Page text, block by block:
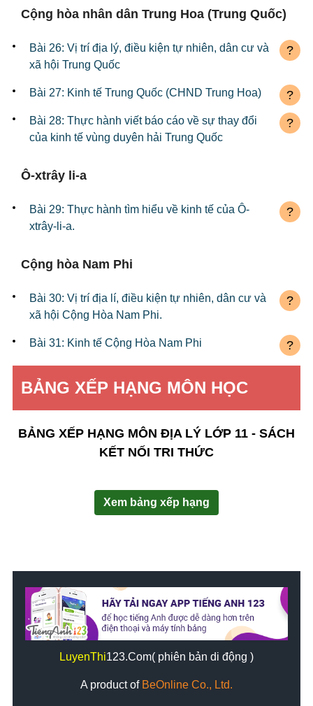
Cộng hòa nhân dân Trung Hoa (Trung Quốc)
Bài 26: Vị trí địa lý, điều kiện tự nhiên, dân cư và
xã hội Trung Quốc
?
Bài 27: Kinh tế Trung Quốc (CHND Trung Hoa) ?
Bài 28: Thực hành viết báo cáo về sự thay đổi
của kinh tế vùng duyên hải Trung Quốc
?
Ô-xtrây li-a
Bài 29: Thực hành tìm hiểu về kinh tế của Ô-
xtrây-li-a.
?
Cộng hòa Nam Phi
Bài 30: Vị trí địa lí, điều kiện tự nhiên, dân cư và
xã hội Cộng Hòa Nam Phi.
?
Bài 31: Kinh tế Cộng Hòa Nam Phi ?
BẢNG XẾP HẠNG MÔN HỌC
BẢNG XẾP HẠNG MÔN ĐỊA LÝ LỚP 11 - SÁCH
KẾT NỐI TRI THỨC
Xem bảng xếp hạng
LuyenThi123.Com( phiên bản di động )
A product of BeOnline Co., Ltd.